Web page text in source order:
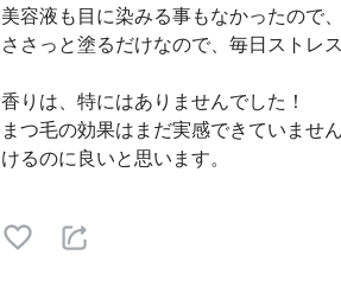
美容液も目に染みる事もなかったので
ささっと塗るだけなので、毎日ストレ
香りは、特にはありませんでした！
まつ毛の効果はまだ実感できていませ
けるのに良いと思います。